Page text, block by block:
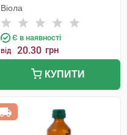
Віола
Є в наявності
від 20.30 грн
КУПИТИ